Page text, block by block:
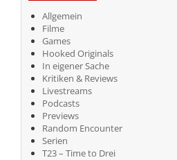
Allgemein
Filme
Games
Hooked Originals
In eigener Sache
Kritiken & Reviews
Livestreams
Podcasts
Previews
Random Encounter
Serien
T23 – Time to Drei